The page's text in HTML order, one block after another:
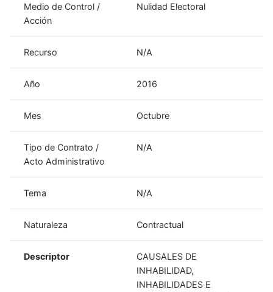
Medio de Control /
Acción
Nulidad Electoral
Recurso N/A
Año 2016
Mes Octubre
Tipo de Contrato /
Acto Administrativo
N/A
Tema N/A
Naturaleza Contractual
Descriptor
CAUSALES DE
INHABILIDAD,
INHABILIDADES E